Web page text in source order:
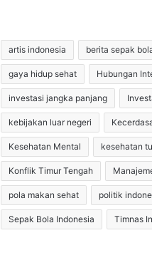
artis indonesia berita sepak
gaya hidup sehat Hubungan
investasi jangka panjang
kebijakan luar negeri
Kesehatan Mental kesehatan
Konflik Timur Tengah
pola makan sehat politik
Sepak Bola Indonesia Timnas